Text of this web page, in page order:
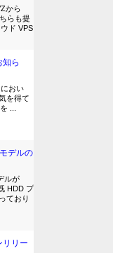
から
らも提
ド VPS
ら
おい
を得て
...
デルの
ルが
HDD プ
ており
リリー